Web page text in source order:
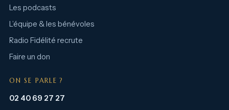
Les podcasts
L’équipe & les bénévoles
Radio Fidélité recrute
Faire un don
ON SE PARLE ?
02 40 69 27 27